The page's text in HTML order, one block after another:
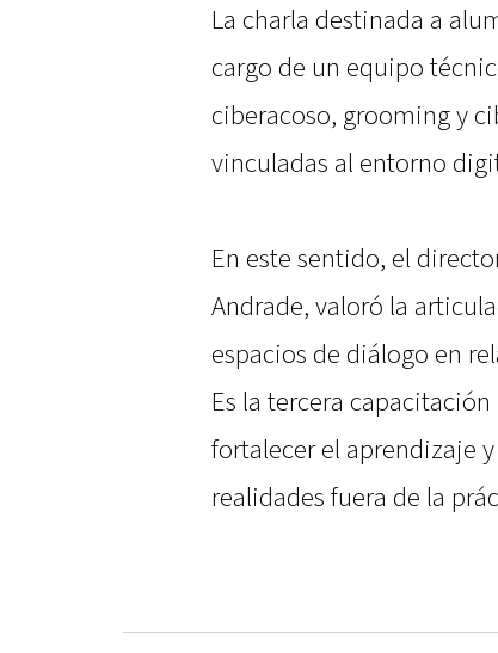
La charla destinada a
cargo de un equipo
ciberacoso, grooming y
vinculadas al entorno
En este sentido, el
Andrade, valoró la
espacios de diálogo en
Es la tercera
fortalecer el aprendizaje
realidades fuera de la